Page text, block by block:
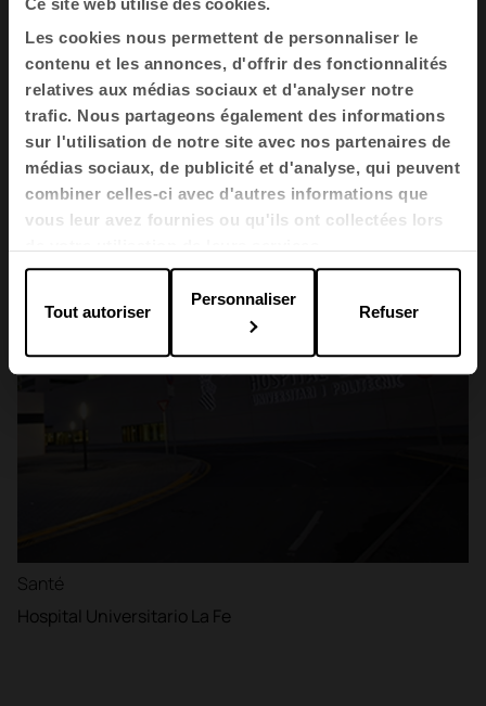
Les cookies nous permettent de personnaliser le
contenu et les annonces, d'offrir des fonctionnalités
relatives aux médias sociaux et d'analyser notre
trafic. Nous partageons également des informations
sur l'utilisation de notre site avec nos partenaires de
médias sociaux, de publicité et d'analyse, qui peuvent
combiner celles-ci avec d'autres informations que
vous leur avez fournies ou qu'ils ont collectées lors
Tout autoriser
Personnaliser
Refuser
Santé
Hospital Álvaro Cunqueiro de Vigo
Santé
Hospital Universitario La Fe